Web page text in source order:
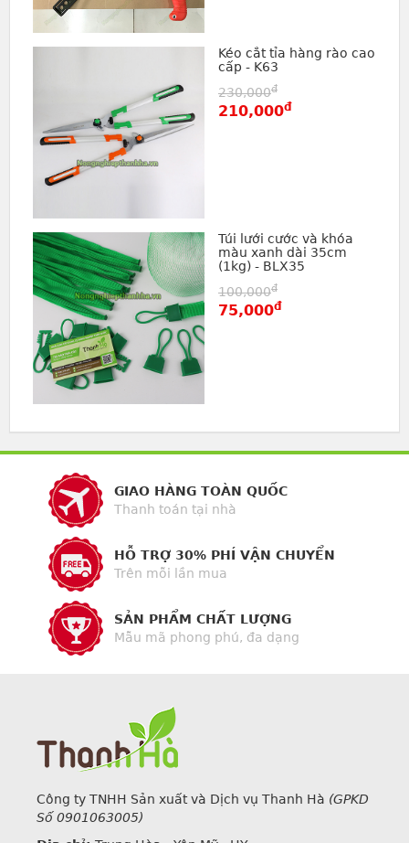
Kéo cắt tỉa hàng rào cao
cấp - K63
230,000đ
210,000đ
Túi lưới cước và khóa
màu xanh dài 35cm
(1kg) - BLX35
100,000đ
75,000đ
GIAO HÀNG TOÀN QUỐC
Thanh toán tại nhà
HỖ TRỢ 30% PHÍ VẬN CHUYỂN
Trên mỗi lần mua
SẢN PHẨM CHẤT LƯỢNG
Mẫu mã phong phú, đa dạng
Công ty TNHH Sản xuất và Dịch vụ Thanh Hà (GPKD
Số 0901063005)